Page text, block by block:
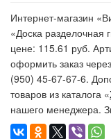
Интернет-магазин
«Доска разделочная
цене: 115.61 руб.
оформить заказ
(950) 45-67-67-6.
товаров из каталога «
нашего менеджера.